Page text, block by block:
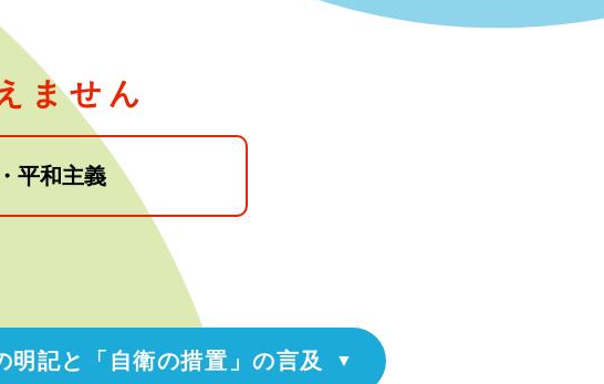
ません
・平和主義
明記と「自衛の措置」の言及